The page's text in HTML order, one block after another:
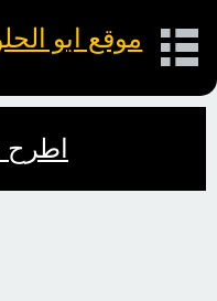
موقع ابو
اطرح